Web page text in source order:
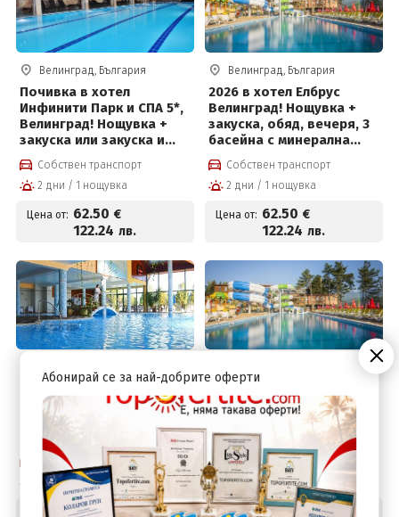
Велинград, България
Почивка в хотел
Инфинити Парк и СПА 5*,
Велинград! Нощувка +
закуска или закуска и
вечеря, вътрешни
термални басейни и СПА
пакет
Собствен транспорт
2 дни / 1 нощувка
Цена от: 62.50 €
122.24 лв.
Велинград, България
2026 в хотел Елбрус
Велинград! Нощувка +
закуска, обяд, вечеря, 3
басейна с минерална
вода, солен басейн на
цени от 62.50 € на човек
Собствен транспорт
2 дни / 1 нощувка
Цена от: 62.50 €
122.24 лв.
2026 в СПА хотел Олимп
4*, Велинград! Нощувка
със закуска, вечеря,
външен и вътрешен
басейн с минерална вода
и СПА пакет на цени от
66 € на човек
Собствен транспорт
2 дни / 1 нощувка
Цена от: 66.00 €
Лечебна програма Жива
Вода в хотел Елбрус
Велинград! Нощувка +
закуска, обяд, вечеря,
лекарски преглед, 3
процедури на ден, 4
басейна с минерална
вода и СПА център на
Собствен транспорт
2 дни / 1 нощувка
Цена от: 67.50 €
Абонирай се за най-добрите оферти